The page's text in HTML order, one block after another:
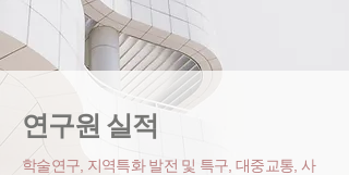
연구원 실적
학술연구, 지역특화 발전 및 특구, 대중교통, 사